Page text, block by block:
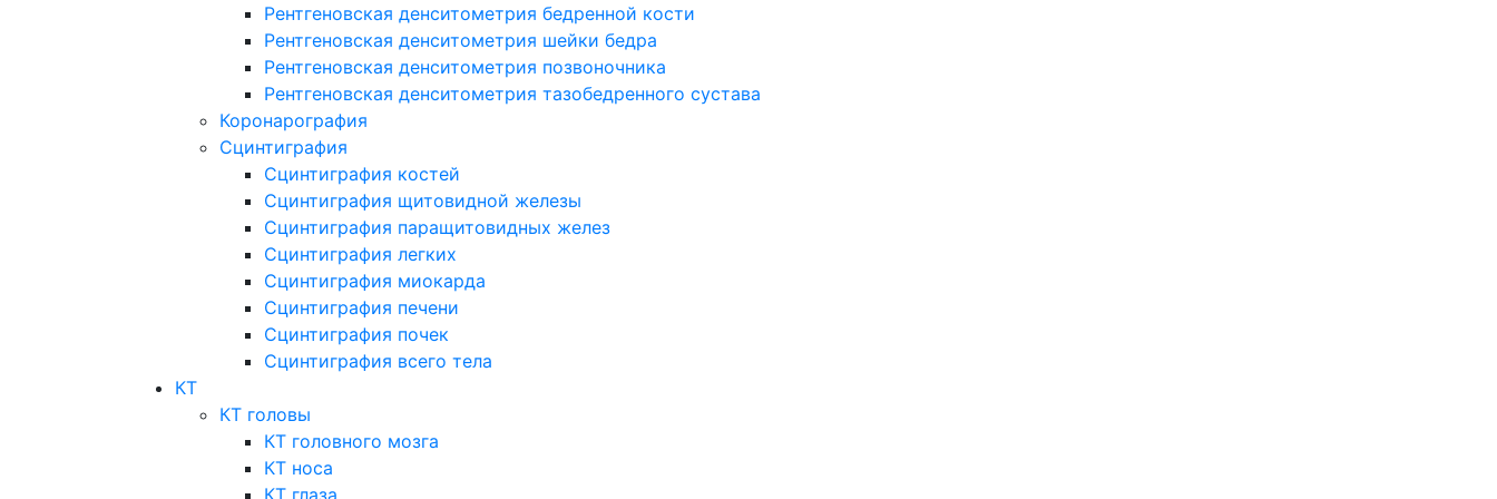
Рентгеновская денситометрия бедренной кости
Рентгеновская денситометрия шейки бедра
Рентгеновская денситометрия позвоночника
Рентгеновская денситометрия тазобедренного сустава
Коронарография
Сцинтиграфия
Сцинтиграфия костей
Сцинтиграфия щитовидной железы
Сцинтиграфия паращитовидных желез
Сцинтиграфия легких
Сцинтиграфия миокарда
Сцинтиграфия печени
Сцинтиграфия почек
Сцинтиграфия всего тела
КТ
КТ головы
КТ головного мозга
КТ носа
КТ глаза